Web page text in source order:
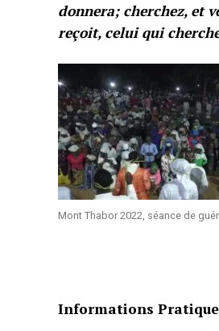
donnera; cherchez, et
reçoit, celui qui
Mont Thabor 2022, séance de
Informations